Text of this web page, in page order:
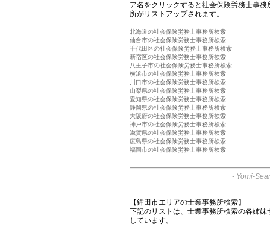
ア名をクリックすると社会保険労務士事
所がリストアップされます。
北海道の社会保険労務士事務所検索
仙台市の社会保険労務士事務所検索
千代田区の社会保険労務士事務所検索
新宿区の社会保険労務士事務所検索
八王子市の社会保険労務士事務所検索
横浜市の社会保険労務士事務所検索
川口市の社会保険労務士事務所検索
山梨県の社会保険労務士事務所検索
愛知県の社会保険労務士事務所検索
静岡県の社会保険労務士事務所検索
大阪府の社会保険労務士事務所検索
神戸市の社会保険労務士事務所検索
滋賀県の社会保険労務士事務所検索
広島県の社会保険労務士事務所検索
福岡市の社会保険労務士事務所検索
- Yomi-
【鉾田市エリアの士業事務所検索】
下記のリストは、士業事務所検索の各姉
しています。